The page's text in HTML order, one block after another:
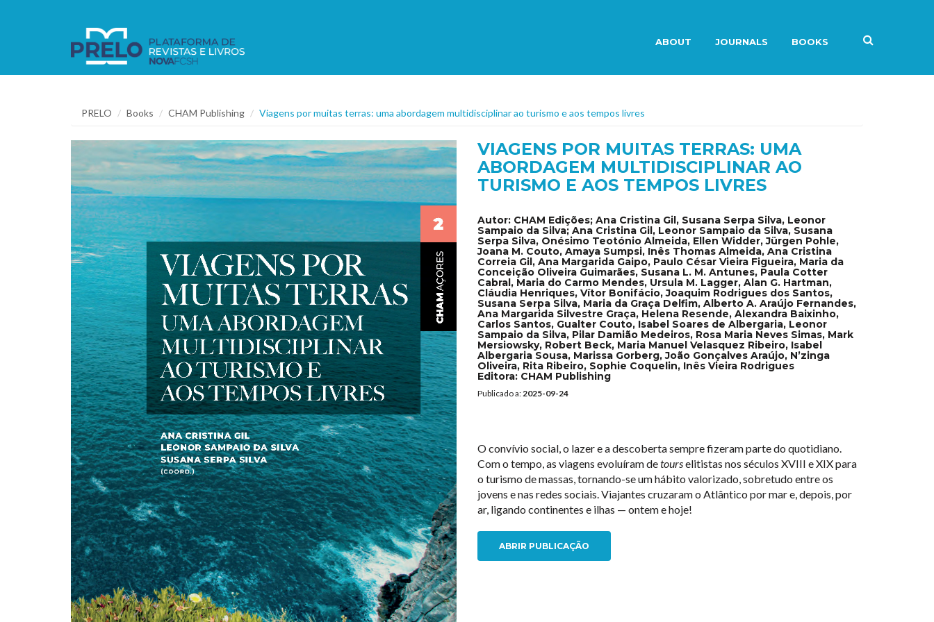
ABOUT JOURNALS BOOKS
PRELO Books CHAM Publishing Viagens por muitas terras: uma abordagem multidisciplinar ao turismo e aos tempos livres
VIAGENS POR MUITAS TERRAS: UMA
ABORDAGEM MULTIDISCIPLINAR AO
TURISMO E AOS TEMPOS LIVRES
Autor: CHAM Edições; Ana Cristina Gil, Susana Serpa Silva, Leonor
Sampaio da Silva; Ana Cristina Gil, Leonor Sampaio da Silva, Susana
Serpa Silva, Onésimo Teotónio Almeida, Ellen Widder, Jürgen Pohle,
Joana M. Couto, Amaya Sumpsi, Inês Thomas Almeida, Ana Cristina
Correia Gil, Ana Margarida Gaipo, Paulo César Vieira Figueira, Maria da
Conceição Oliveira Guimarães, Susana L. M. Antunes, Paula Cotter
Cabral, Maria do Carmo Mendes, Ursula M. Lagger, Alan G. Hartman,
Cláudia Henriques, Vítor Bonifácio, Joaquim Rodrigues dos Santos,
Susana Serpa Silva, Maria da Graça Delfim, Alberto A. Araújo Fernandes,
Ana Margarida Silvestre Graça, Helena Resende, Alexandra Baixinho,
Carlos Santos, Gualter Couto, Isabel Soares de Albergaria, Leonor
Sampaio da Silva, Pilar Damião Medeiros, Rosa Maria Neves Simas, Mark
Mersiowsky, Robert Beck, Maria Manuel Velasquez Ribeiro, Isabel
Albergaria Sousa, Marissa Gorberg, João Gonçalves Araújo, N’zinga
Oliveira, Rita Ribeiro, Sophie Coquelin, Inês Vieira Rodrigues
Editora: CHAM Publishing
Publicado a: 2025-09-24
O convívio social, o lazer e a descoberta sempre fizeram parte do quotidiano.
Com o tempo, as viagens evoluíram detourselitistas nos séculos XVIII e XIX para
o turismo de massas, tornando-se um hábito valorizado, sobretudo entre os
jovens e nas redes sociais. Viajantes cruzaram o Atlântico por mar e, depois, por
ar, ligando continentes e ilhas — ontem e hoje!
ABRIR PUBLICAÇÃO